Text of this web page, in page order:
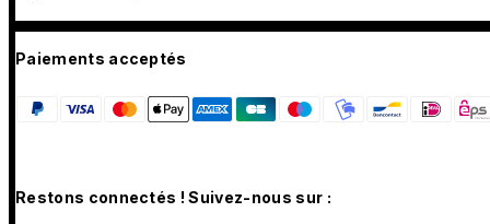
Paiements acceptés
Restons connectés ! Suivez-nous sur :